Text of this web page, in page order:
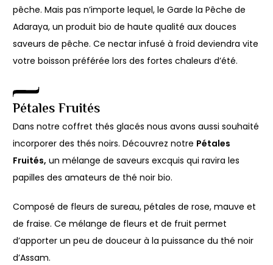
pêche. Mais pas n’importe lequel, le Garde la Pêche de
Adaraya, un produit bio de haute qualité aux douces
saveurs de pêche. Ce nectar infusé à froid deviendra vite
votre boisson préférée lors des fortes chaleurs d’été.
Pétales Fruités
Dans notre coffret thés glacés nous avons aussi souhaité
incorporer des thés noirs. Découvrez notre Pétales
Fruités, un mélange de saveurs excquis qui ravira les
papilles des amateurs de thé noir bio.
Composé de fleurs de sureau, pétales de rose, mauve et
de fraise. Ce mélange de fleurs et de fruit permet
d’apporter un peu de douceur à la puissance du thé noir
d’Assam.